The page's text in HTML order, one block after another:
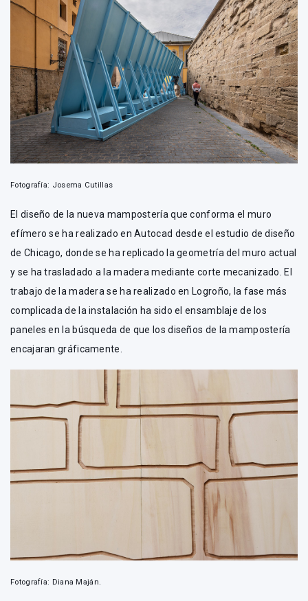
Fotografía: Josema Cutillas
El diseño de la nueva mampostería que conforma el muro
efímero se ha realizado en Autocad desde el estudio de diseño
de Chicago, donde se ha replicado la geometría del muro actual
y se ha trasladado a la madera mediante corte mecanizado. El
trabajo de la madera se ha realizado en Logroño, la fase más
complicada de la instalación ha sido el ensamblaje de los
paneles en la búsqueda de que los diseños de la mampostería
encajaran gráficamente.
Fotografía: Diana Maján.